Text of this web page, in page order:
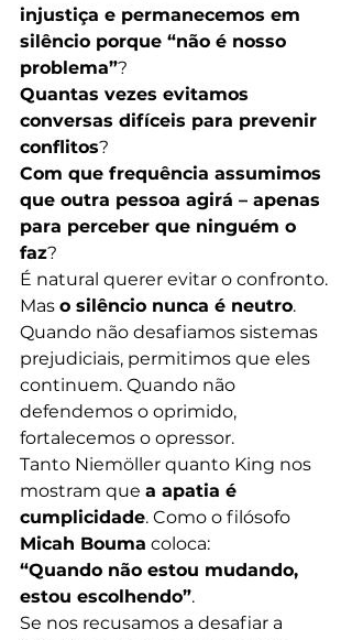
injustiça e permanecemos em
silêncio porque “não é nosso
problema”?
Quantas vezes evitamos
conversas difíceis para prevenir
conflitos?
Com que frequência assumimos
que outra pessoa agirá – apenas
para perceber que ninguém o
faz?
É natural querer evitar o confronto.
Mas o silêncio nunca é neutro.
Quando não desafiamos sistemas
prejudiciais, permitimos que eles
continuem. Quando não
defendemos o oprimido,
fortalecemos o opressor.
Tanto Niemöller quanto King nos
mostram que a apatia é
cumplicidade. Como o filósofo
Micah Bouma coloca:
“Quando não estou mudando,
estou escolhendo”.
Se nos recusamos a desafiar a